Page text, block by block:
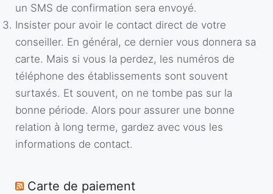
un SMS de confirmation sera envoyé.
Insister pour avoir le contact direct de votre
conseiller. En général, ce dernier vous donnera sa
carte. Mais si vous la perdez, les numéros de
téléphone des établissements sont souvent
surtaxés. Et souvent, on ne tombe pas sur la
bonne période. Alors pour assurer une bonne
relation à long terme, gardez avec vous les
informations de contact.
Carte de paiement